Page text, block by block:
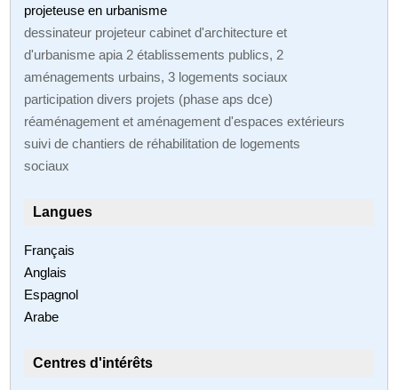
projeteuse en urbanisme
dessinateur projeteur cabinet d'architecture et
d'urbanisme apia 2 établissements publics, 2
aménagements urbains, 3 logements sociaux
participation divers projets (phase aps dce)
réaménagement et aménagement d'espaces extérieurs
suivi de chantiers de réhabilitation de logements
sociaux
Langues
Français
Anglais
Espagnol
Arabe
Centres d'intérêts